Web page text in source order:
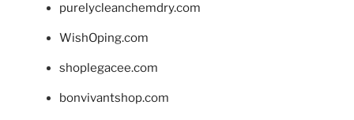
purelycleanchemdry.com
WishOping.com
shoplegacee.com
bonvivantshop.com